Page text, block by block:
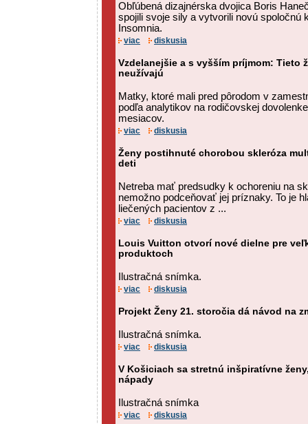
Obľúbená dizajnérska dvojica Boris
spojili svoje sily a vytvorili novú spoločnú
Insomnia.
viac diskusia
Vzdelanejšie a s vyšším príjmom: Tieto
neužívajú
Matky, ktoré mali pred pôrodom v
podľa analytikov na rodičovskej
mesiacov.
viac diskusia
Ženy postihnuté chorobou skleróza
deti
Netreba mať predsudky k ochoreniu na
nemožno podceňovať jej príznaky. To je
liečených pacientov z ...
viac diskusia
Louis Vuitton otvorí nové dielne pre
produktoch
Ilustračná snímka.
viac diskusia
Projekt Ženy 21. storočia dá návod na
Ilustračná snímka.
viac diskusia
V Košiciach sa stretnú inšpiratívne
nápady
Ilustračná snímka
viac diskusia